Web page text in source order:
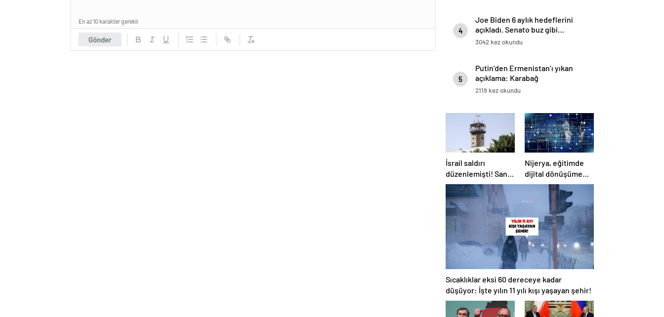
Gönder
En az 10 karakter gerekli
4
Joe Biden 6 aylık hedeflerini
açıkladı. Senato buz gibi…
3042 kez okundu
5
Putin’den Ermenistan’ı yıkan
açıklama: Karabağ
Azerbaycan’ın ayrılmaz bir
2119 kez okundu
İsrail saldırı
düzenlemişti! Sana
Havalimanı
tamamen hizmet
dışı kaldı
Nijerya, eğitimde
dijital dönüşüme
geçiyor
Sıcaklıklar eksi 60 dereceye kadar
düşüyor: İşte yılın 11 yılı kışı yaşayan şehir!